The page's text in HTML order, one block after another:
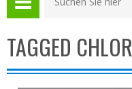
TAGGED